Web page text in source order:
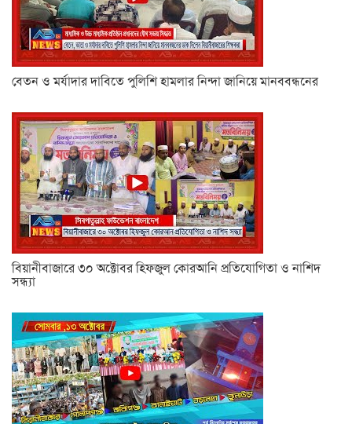
বেতন ও মর্যাদার দাবিতে পুলিশি হামলার নিন্দা জানিয়ে মানববন্ধনের
বিয়ানীবাজারে ৩০ অক্টোবর হিফজুল কোরআনি প্রতিযোগিতা ও নাশিদ
সন্ধ্যা